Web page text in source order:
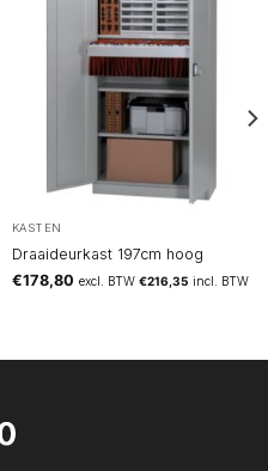
KASTEN
Draaideurkast 197cm hoog
€178,80 excl. BTW €216,35 incl. BTW